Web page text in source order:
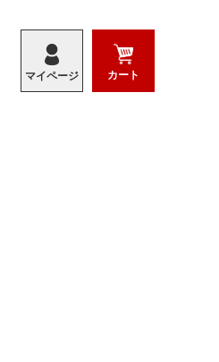
マイページ カート